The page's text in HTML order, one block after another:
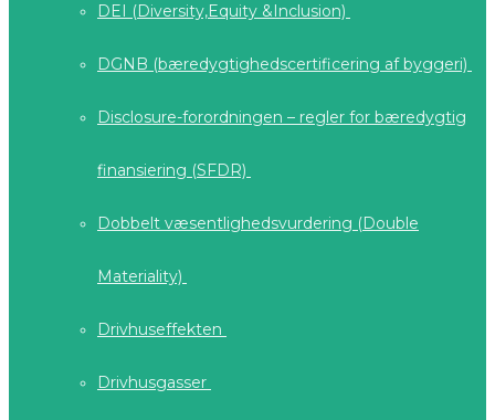
DEI (Diversity,Equity &Inclusion)
DGNB (bæredygtighedscertificering af byggeri)
Disclosure-forordningen – regler for bæredygtig
finansiering (SFDR)
Dobbelt væsentlighedsvurdering (Double
Materiality)
Drivhuseffekten
Drivhusgasser